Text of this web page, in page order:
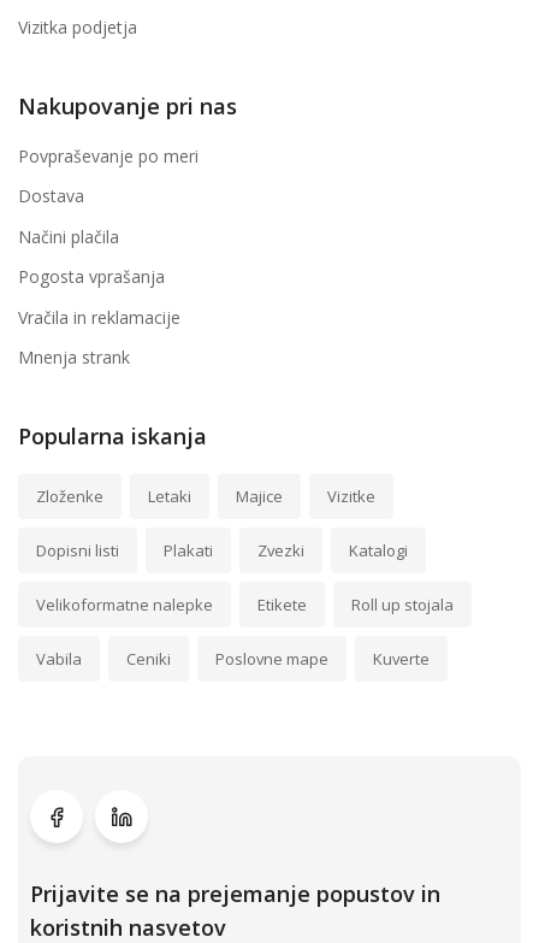
Vizitka podjetja
Nakupovanje pri nas
Povpraševanje po meri
Dostava
Načini plačila
Pogosta vprašanja
Vračila in reklamacije
Mnenja strank
Popularna iskanja
Zloženke Letaki Majice Vizitke
Dopisni listi Plakati Zvezki Katalogi
Velikoformatne nalepke Etikete Roll up stojala
Vabila Ceniki Poslovne mape Kuverte
Prijavite se na prejemanje popustov in
koristnih nasvetov